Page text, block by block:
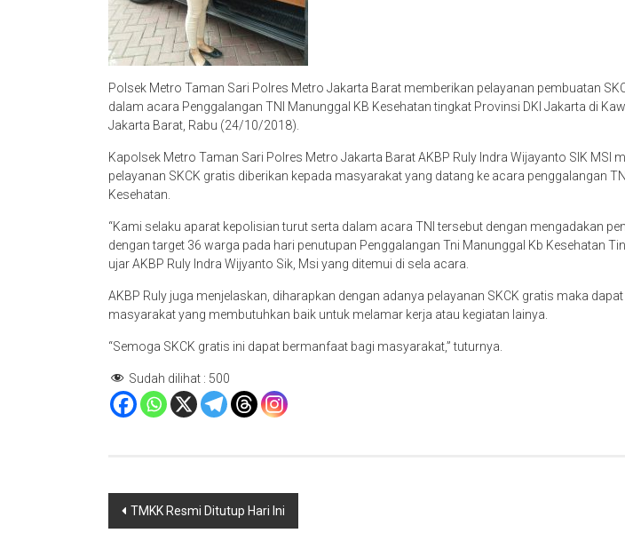
Polsek Metro Taman Sari Polres Metro Jakarta Barat memberikan pelayanan pembuatan
dalam acara Penggalangan TNI Manunggal KB Kesehatan tingkat Provinsi DKI Jakarta di
Jakarta Barat, Rabu (24/10/2018).
Kapolsek Metro Taman Sari Polres Metro Jakarta Barat AKBP Ruly Indra Wijayanto SIK MSI
pelayanan SKCK gratis diberikan kepada masyarakat yang datang ke acara penggalangan
Kesehatan.
“Kami selaku aparat kepolisian turut serta dalam acara TNI tersebut dengan mengadakan
dengan target 36 warga pada hari penutupan Penggalangan Tni Manunggal Kb Kesehatan
ujar AKBP Ruly Indra Wijyanto Sik, Msi yang ditemui di sela acara.
AKBP Ruly juga menjelaskan, diharapkan dengan adanya pelayanan SKCK gratis maka
masyarakat yang membutuhkan baik untuk melamar kerja atau kegiatan lainya.
“Semoga SKCK gratis ini dapat bermanfaat bagi masyarakat,” tuturnya.
Sudah dilihat : 500
Navigasi
TMKK Resmi Ditutup Hari Ini